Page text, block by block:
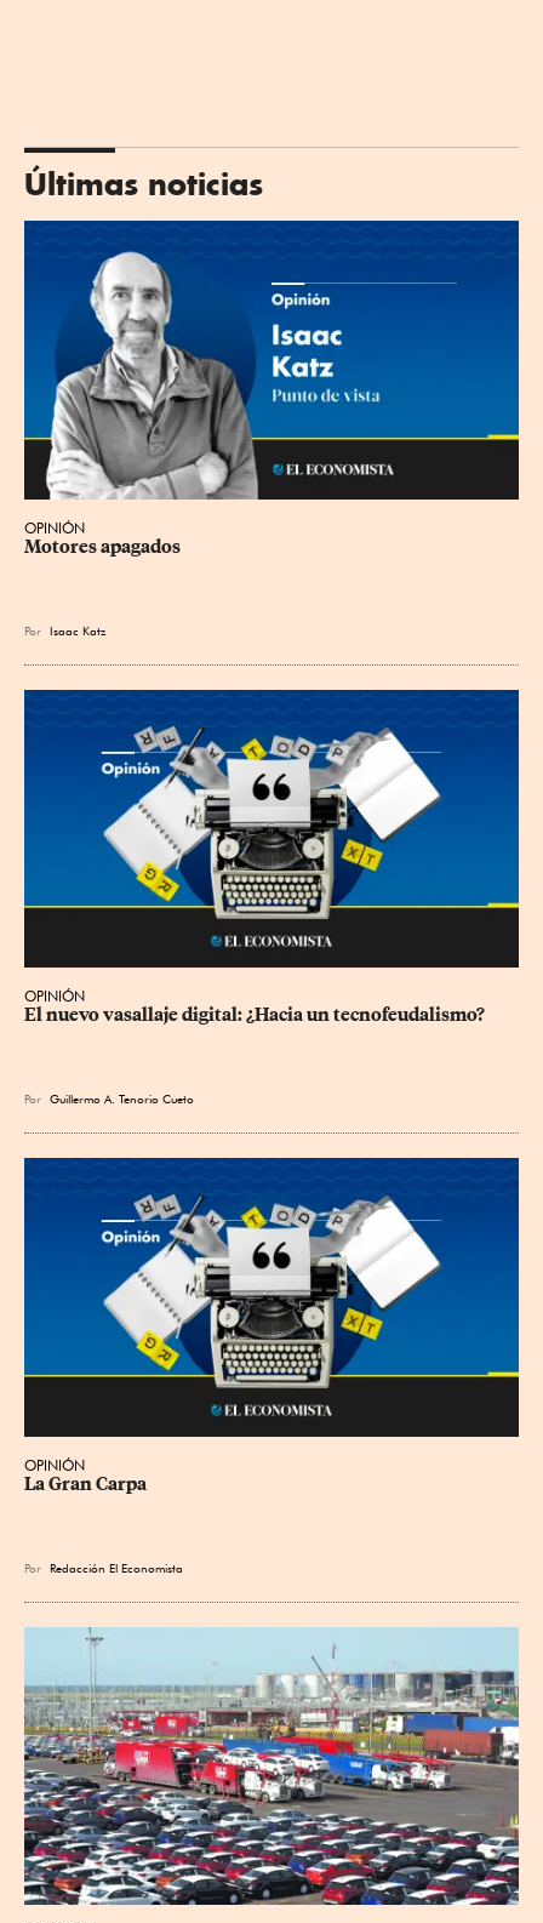
Últimas noticias
OPINIÓN
Motores apagados
Por Isaac Katz
OPINIÓN
El nuevo vasallaje digital: ¿Hacia un tecnofeudalismo?
Por Guillermo A. Tenorio Cueto
OPINIÓN
La Gran Carpa
Por Redacción El Economista